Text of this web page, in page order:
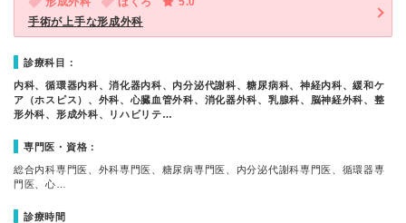
手術が上手な形成外科
診療科目：
内科、循環器内科、消化器内科、内分泌代謝科、糖尿病科、神経内科、緩和ケ
ア（ホスピス）、外科、心臓血管外科、消化器外科、乳腺科、脳神経外科、整
形外科、形成外科、リハビリテ…
専門医・資格：
総合内科専門医、外科専門医、糖尿病専門医、内分泌代謝科専門医、循環器専
門医、心…
診療時間